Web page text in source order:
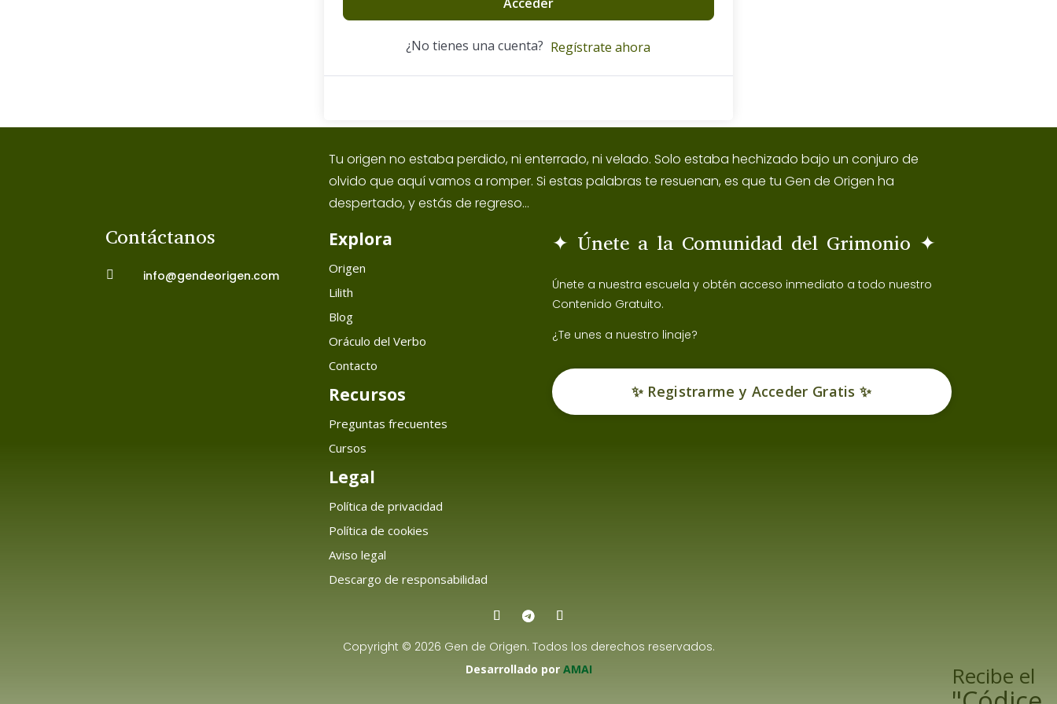
¿No tienes una cuenta? Regístrate ahora
Tu origen no estaba perdido, ni enterrado, ni velado. Solo estaba hechizado bajo un conjuro de
olvido que aquí vamos a romper. Si estas palabras te resuenan, es que tu Gen de Origen ha
despertado, y estás de regreso...
Contáctanos
 info@gendeorigen.com
Explora
Origen
Lilith
Blog
Oráculo del Verbo
Contacto
Recursos
Preguntas frecuentes
Cursos
Legal
Política de privacidad
Política de cookies
Aviso legal
Descargo de responsabilidad
✦ Únete a la Comunidad del Grimonio ✦
Únete a nuestra escuela y obtén acceso inmediato a todo nuestro
Contenido Gratuito.
¿Te unes a nuestro linaje?
✨ Registrarme y Acceder Gratis ✨
Copyright © 2026 Gen de Origen. Todos los derechos reservados.
Desarrollado por AMAI Recibe el